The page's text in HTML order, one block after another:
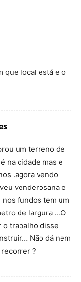
que local está e o
um terreno de
na cidade mas é
.agora vendo
venderosana e
fundos tem um
de largura …O
o trabalho disse
Não dá nem
?